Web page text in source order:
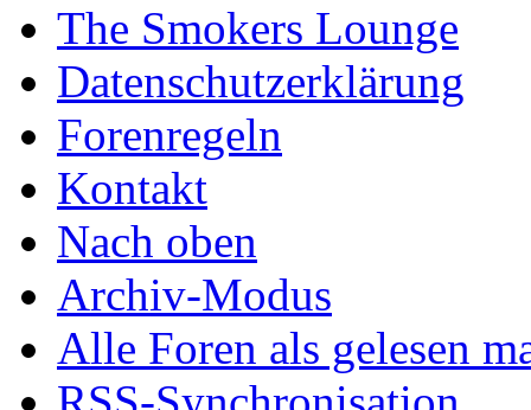
The Smokers Lounge
Datenschutzerklärung
Forenregeln
Kontakt
Nach oben
Archiv-Modus
Alle Foren als gelesen